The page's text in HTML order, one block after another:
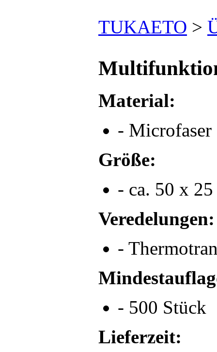
TUKAETO >
Material:
- Microfaser
Größe:
- ca. 50 x
Veredelungen:
-
- 500 Stück
Lieferzeit: